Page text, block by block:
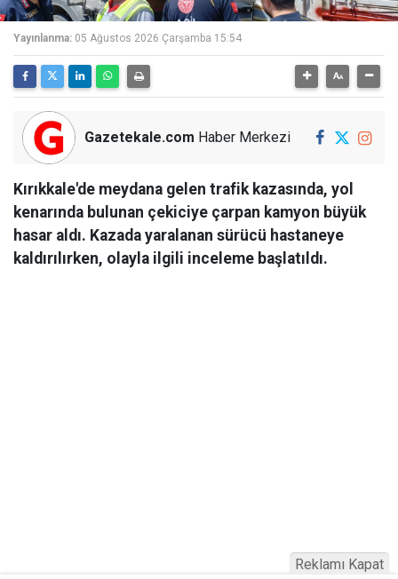
Yayınlanma: 05 Ağustos 2026 Çarşamba 15:54
Gazetekale.com Haber Merkezi
Kırıkkale'de meydana gelen trafik kazasında, yol
kenarında bulunan çekiciye çarpan kamyon büyük
hasar aldı. Kazada yaralanan sürücü hastaneye
kaldırılırken, olayla ilgili inceleme başlatıldı.
Reklamı Kapat